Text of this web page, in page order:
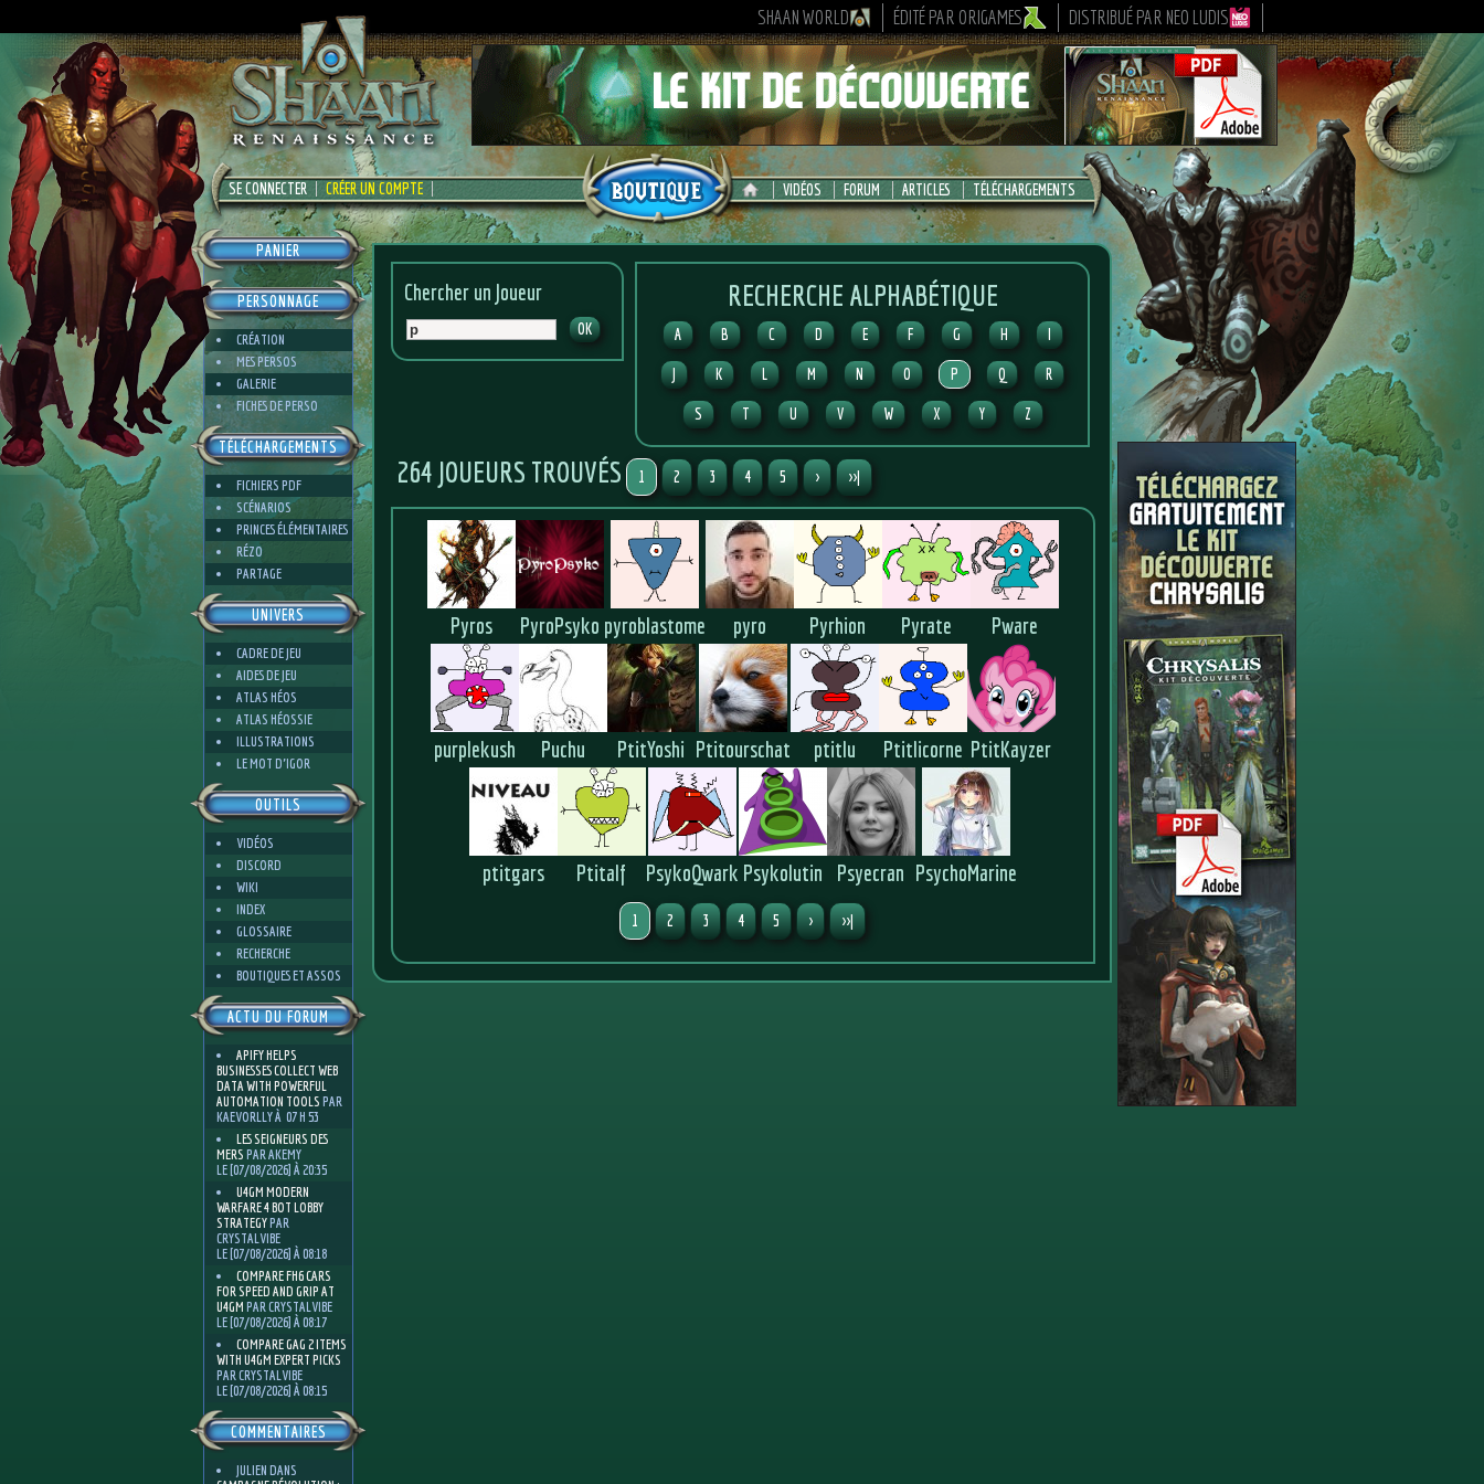
SHAAN WORLD ÉDITÉ PAR ORIGAMES DISTRIBUÉ PAR NEO LUDIS
SE CONNECTER CRÉER UN COMPTE VIDÉOS FORUM ARTICLES TÉLÉCHARGEMENTS
PANIER
PERSONNAGE
CRÉATION
MES PERSOS
GALERIE
FICHES DE PERSO
TÉLÉCHARGEMENTS
FICHIERS PDF
SCÉNARIOS
PRINCES ÉLÉMENTAIRES
RÉZO
PARTAGE
UNIVERS
CADRE DE JEU
AIDES DE JEU
ATLAS HÉOS
ATLAS HÉOSSIE
ILLUSTRATIONS
LE MOT D'IGOR
OUTILS
VIDÉOS
DISCORD
WIKI
INDEX
GLOSSAIRE
RECHERCHE
BOUTIQUES ET ASSOS
ACTU DU FORUM
APIFY HELPS
BUSINESSES COLLECT WEB
DATA WITH POWERFUL
AUTOMATION TOOLS PAR
KAEVORLLY À 07 H 53
LES SEIGNEURS DES
MERS PAR AKEMY
LE [07/08/2026] À 20:35
U4GM MODERN
WARFARE 4 BOT LOBBY
STRATEGYPAR
CRYSTALVIBE
LE [07/08/2026] À 08:18
COMPARE FH6 CARS
FOR SPEED AND GRIP AT
U4GM PAR CRYSTALVIBE
LE [07/08/2026] À 08:17
COMPARE GAG 2 ITEMS
WITH U4GM EXPERT PICKS
PAR CRYSTALVIBE
LE [07/08/2026] À 08:15
COMMENTAIRES
JULIEN DANS
Chercher un Joueur RECHERCHE ALPHABÉTIQUE
A B C D E F G H I
J K L M N O P Q R
S T U V W X Y Z
264 JOUEURS TROUVÉS 1 2 3 4 5 > >>|
Pyros PyroPsyko pyroblastome pyro Pyrhion Pyrate Pware
purplekush Puchu PtitYoshi Ptitourschat ptitlu Ptitlicorne PtitKayzer
ptitgars Ptitalf PsykoQwark Psykolutin Psyecran PsychoMarine
1 2 3 4 5 > >>|